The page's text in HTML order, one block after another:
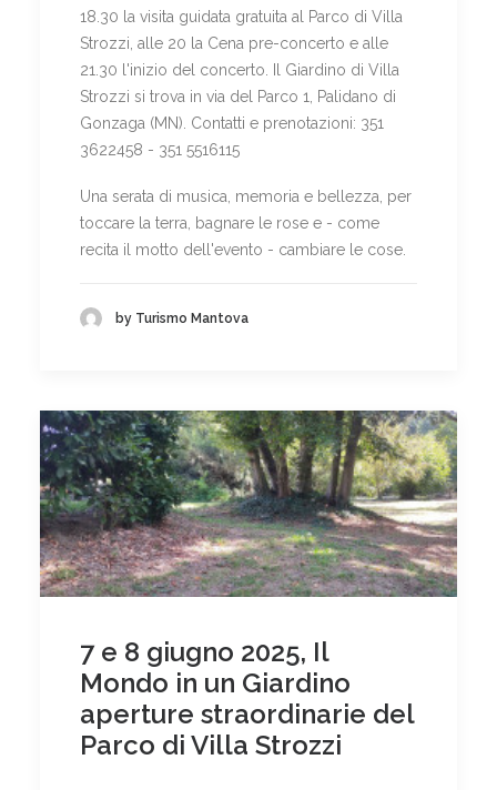
18.30 la visita guidata gratuita al Parco di Villa
Strozzi, alle 20 la Cena pre-concerto e alle
21.30 l'inizio del concerto. Il Giardino di Villa
Strozzi si trova in via del Parco 1, Palidano di
Gonzaga (MN). Contatti e prenotazioni: 351
3622458 - 351 5516115
Una serata di musica, memoria e bellezza, per
toccare la terra, bagnare le rose e - come
recita il motto dell'evento - cambiare le cose.
by Turismo Mantova
7 e 8 giugno 2025, Il
Mondo in un Giardino
aperture straordinarie del
Parco di Villa Strozzi